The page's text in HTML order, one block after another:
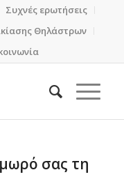
Συχνές ερωτήσεις
Θηλάστρων
σας τη